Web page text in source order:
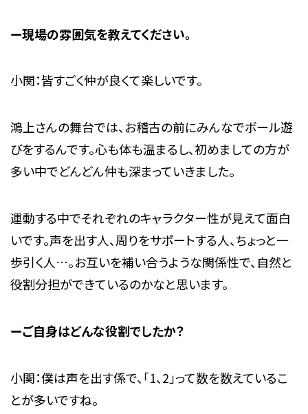
ー現場の雰囲気を教えてください。
小関：皆すごく仲が良くて楽しいです。
鴻上さんの舞台では、お稽古の前にみんなでボール遊
びをするんです。心も体も温まるし、初めましての方が
多い中でどんどん仲も深まっていきました。
運動する中でそれぞれのキャラクター性が見えて面白
いです。声を出す人、周りをサポートする人、ちょっと一
歩引く人…。お互いを補い合うような関係性で、自然と
役割分担ができているのかなと思います。
ーご自身はどんな役割でしたか？
小関：僕は声を出す係で、「1、2」って数を数えているこ
とが多いですね。